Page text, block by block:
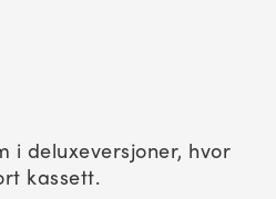
i deluxeversjoner, hvor
kassett.